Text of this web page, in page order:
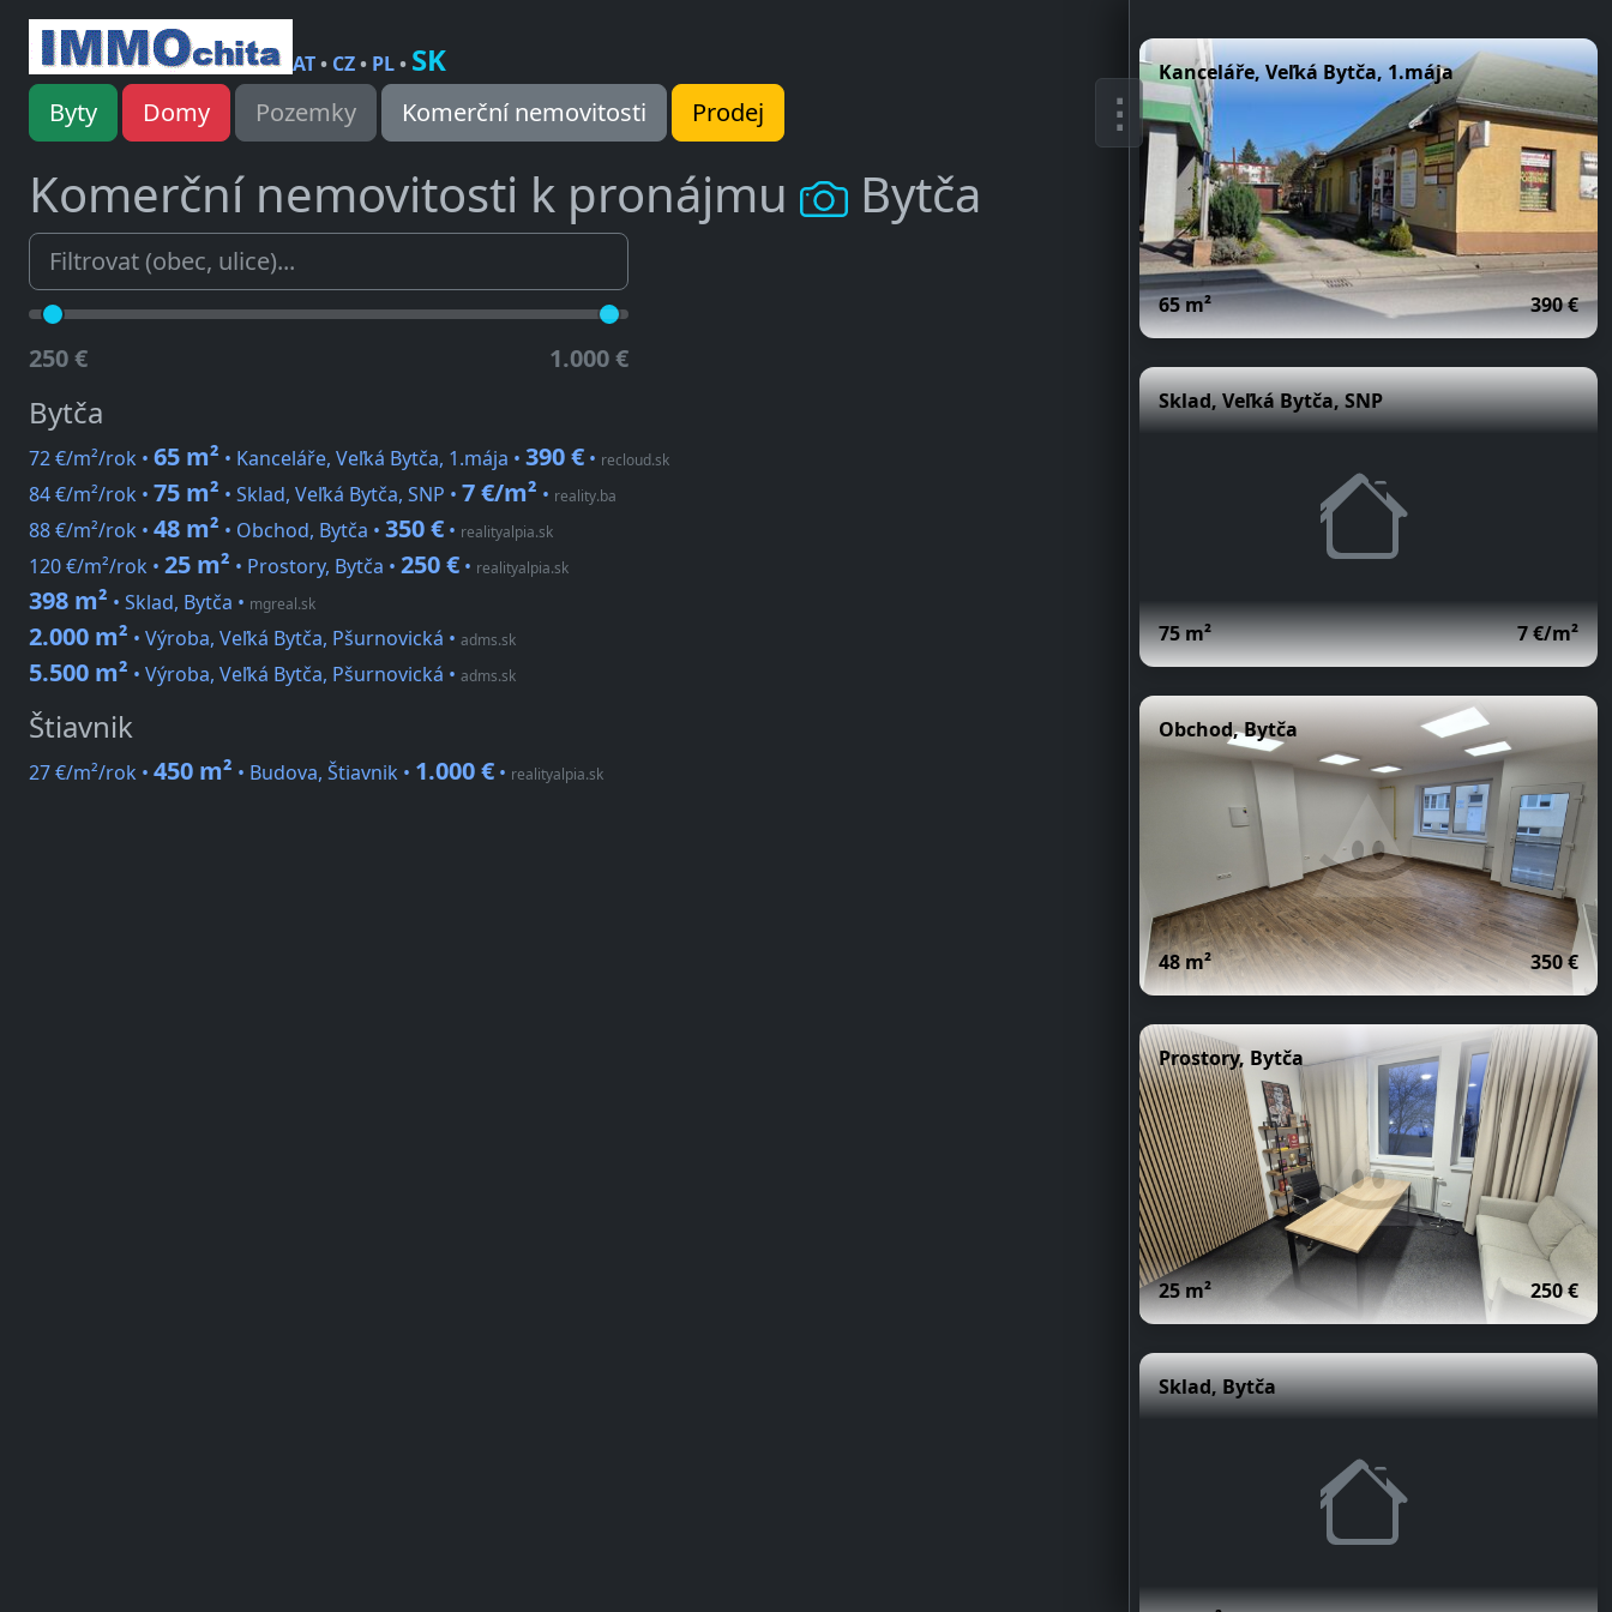
AT• CZ• PL• SK
Byty Domy Pozemky Komerční nemovitosti Prodej
Komerční nemovitosti k pronájmu Bytča
250 € 1.000 €
Bytča
72 €/m²/rok • 65 m² • Kanceláře, Veľká Bytča, 1.mája • 390 € • recloud.sk
84 €/m²/rok • 75 m² • Sklad, Veľká Bytča, SNP • 7 €/m² • reality.ba
88 €/m²/rok • 48 m² • Obchod, Bytča • 350 € • realityalpia.sk
120 €/m²/rok • 25 m² • Prostory, Bytča • 250 € • realityalpia.sk
398 m² • Sklad, Bytča • mgreal.sk
2.000 m² • Výroba, Veľká Bytča, Pšurnovická • adms.sk
5.500 m² • Výroba, Veľká Bytča, Pšurnovická • adms.sk
Štiavnik
27 €/m²/rok • 450 m² • Budova, Štiavnik • 1.000 € • realityalpia.sk